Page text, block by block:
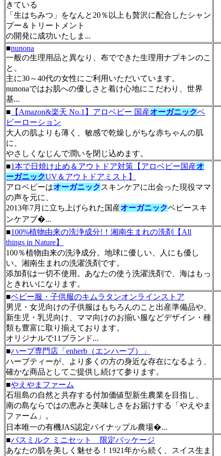
きている
「生はちみつ」をなんと20％以上も贅沢に配合したシャン
プー＆トリートメント
の開発に成功いたしま...
■nunona
一般の生理用品と異なり、布でできた生理用ナプキンのこ
と。
主に30～40代の女性にご利用いただいています。
nunonaではお肌への優しさと着け心地にこだわり、世界
基...
■ 【Amazon&楽天 No.1】アロベビー 国産オーガニックベ
ビーローション
大人の肌よりも薄く、敏感で乾燥しがちな赤ちゃんの肌
に、
やさしくなじんで潤いを閉じ込めます。
■1本で日焼け止め＆アウトドア対策【アロベビー国産オ
ーガニックUV＆アウトドアミスト】
アロベビーはオーガニック スキンケアに出会った現役ママ
の声を元に、
2013年7月に立ち上げられた国産オーガニックベビースキ
ンケアブ�...
■100%植物由来の洗浄成分!！湘南生まれの洗剤【All
things in Nature】
100％植物由来の洗浄成分。地球に優しい、人にも優し
い。湘南生まれの洗濯洗剤です。
添加剤は一切不使用。あなたの使う洗濯洗剤で、海はもっ
ときれいになります。
■ベビー服・子供服のキムラタンオンラインストア
男児・女児向けの子供服はもちろんのこと出産準備品や、
新生児・乳児向け、ママ向けのお揃い服などデザイン・種
類も豊富に取り揃えております。
オリジナルで11ブランド...
■ハーブ専門店「enherb（エンハーブ）」
ハーブティーが、より多くの方の身近な存在になるよう、
確かな商品としてご提供し続けて参ります。
■やえやまファーム
石垣島の自然と共存する付加価値型新生農業を目指し、
南の島ならではの恵みと美味しさをお届けする「やえやま
ファーム」。
日本唯一の有機JAS認定パイナップル農場�...
■バスミルク ミニセット 限定パッケージ
あなたの肌を美しく魅せる！1921年から続く、スイス生ま